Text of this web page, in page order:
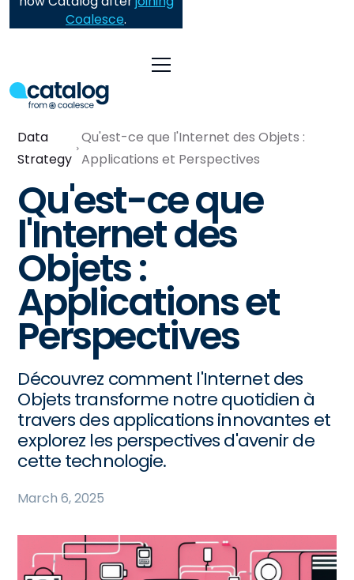
Coalesce.
Data
Strategy
Qu'est-ce que l'Internet des Objets :
Applications et Perspectives
Qu'est-ce que
l'Internet des
Objets :
Applications et
Perspectives
Découvrez comment l'Internet des
Objets transforme notre quotidien à
travers des applications innovantes et
explorez les perspectives d'avenir de
cette technologie.
March 6, 2025